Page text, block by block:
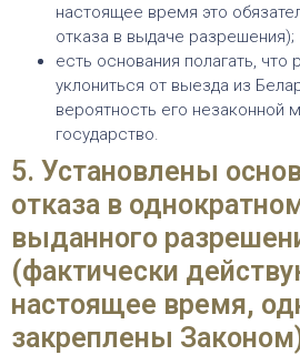
настоящее время это
отказа в выдаче разрешения);
есть основания полагать, что
уклониться от выезда из
вероятность его незаконной
государство.
5. Установлены
отказа в
выданного
(фактически
настоящее время,
закреплены